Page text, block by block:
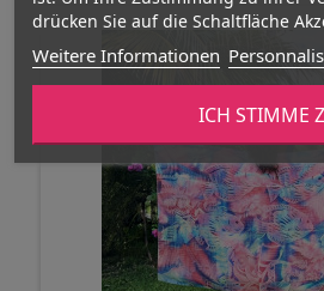
drücken Sie auf die Schaltfläche
Weitere Informationen
ICH STIMME